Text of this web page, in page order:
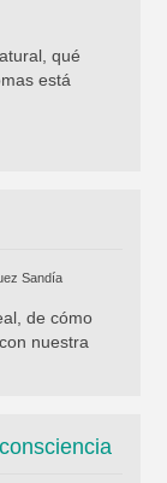
qué
está
Sandía
de cómo
nuestra